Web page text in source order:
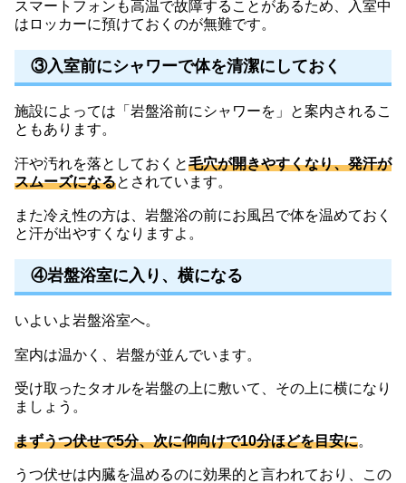
スマートフォンも高温で故障することがあるため、入室中
はロッカーに預けておくのが無難です。
③入室前にシャワーで体を清潔にしておく
施設によっては「岩盤浴前にシャワーを」と案内されるこ
ともあります。
汗や汚れを落としておくと毛穴が開きやすくなり、発汗が
スムーズになるとされています。
また冷え性の方は、岩盤浴の前にお風呂で体を温めておく
と汗が出やすくなりますよ。
④岩盤浴室に入り、横になる
いよいよ岩盤浴室へ。
室内は温かく、岩盤が並んでいます。
受け取ったタオルを岩盤の上に敷いて、その上に横になり
ましょう。
まずうつ伏せで5分、次に仰向けで10分ほどを目安に。
うつ伏せは内臓を温めるのに効果的と言われており、この